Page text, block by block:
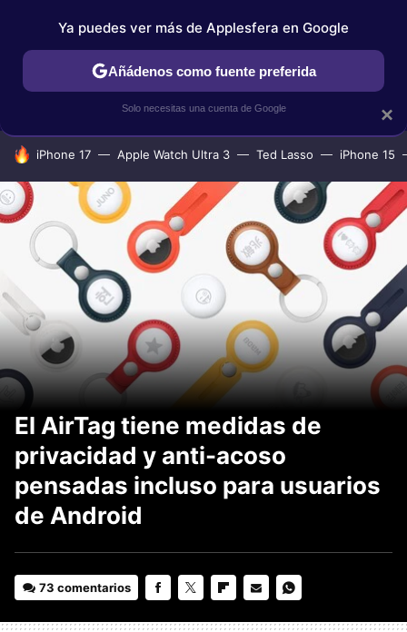
IPHONE TUTORIALES APPLESFERA SELECCIÓN
HOY SE HABLA DE
iPhone 17 Apple Watch Ultra 3 Ted Lasso iPhone 15
El AirTag tiene medidas de
privacidad y anti-acoso
pensadas incluso para usuarios
de Android
73 comentarios
×
Ya puedes ver más de Applesfera en Google
Añádenos como fuente preferida
Solo necesitas una cuenta de Google